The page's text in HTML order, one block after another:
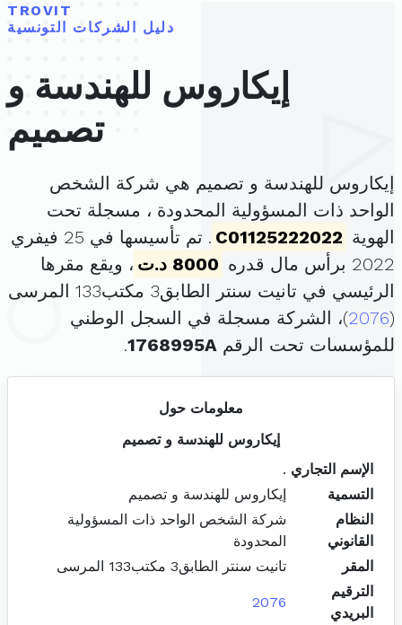
TROVIT
دليل الشركات التونسية
إيكاروس للهندسة و
تصميم
إيكاروس للهندسة و تصميم هي شركة الشخص
الواحد ذات المسؤولية المحدودة ، مسجلة تحت
الهوية C01125222022
. تم تأسيسها في 25 فيفري
2022 برأس مال قدره
8000 د.ت
، ويقع مقرها
الرئيسي في تانيت سنتر الطابق3 مكتب133 المرسى
(
2076)، الشركة مسجلة في السجل الوطني
للمؤسسات تحت الرقم 1768995A
.
معلومات حول
إيكاروس للهندسة و تصميم
الإسم التجاري .
التسمية
إيكاروس للهندسة و تصميم
النظام
القانوني
شركة الشخص الواحد ذات المسؤولية
المحدودة
المقر
تانيت سنتر الطابق3 مكتب133 المرسى
الترقيم
البريدي
2076